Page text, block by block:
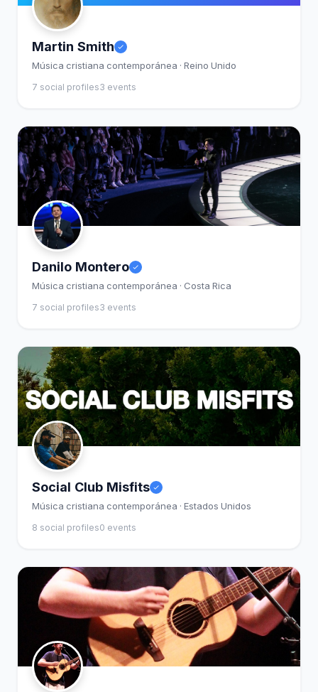
Martin Smith
Música cristiana contemporánea · Reino Unido
7 social profiles3 events
Danilo Montero
Música cristiana contemporánea · Costa Rica
7 social profiles3 events
Social Club Misfits
Música cristiana contemporánea · Estados Unidos
8 social profiles0 events